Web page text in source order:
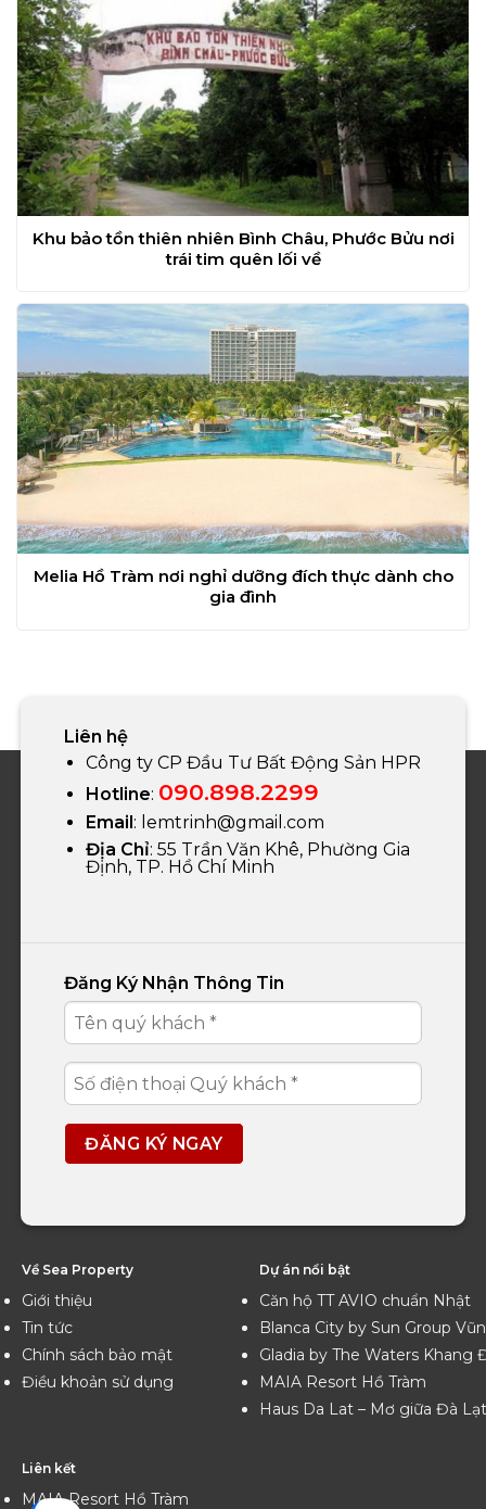
Khu bảo tồn thiên nhiên Bình Châu, Phước Bửu nơi
trái tim quên lối về
Melia Hồ Tràm nơi nghỉ dưỡng đích thực dành cho
gia đình
Liên hệ
Công ty CP Đầu Tư Bất Động Sản HPR
Hotline: 090.898.2299
Email: lemtrinh@gmail.com
Địa Chỉ: 55 Trần Văn Khê, Phường Gia
Định, TP. Hồ Chí Minh
Đăng Ký Nhận Thông Tin
Về Sea Property
Giới thiệu
Tin tức
Chính sách bảo mật
Điều khoản sử dụng
Dự án nổi bật
Căn hộ TT AVIO chuẩn Nhật
Blanca City by Sun Group
Gladia by The Waters Khang
MAIA Resort Hồ Tràm
Haus Da Lat – Mơ giữa Đà Lạt
Liên kết
MAIA Resort Hồ Tràm